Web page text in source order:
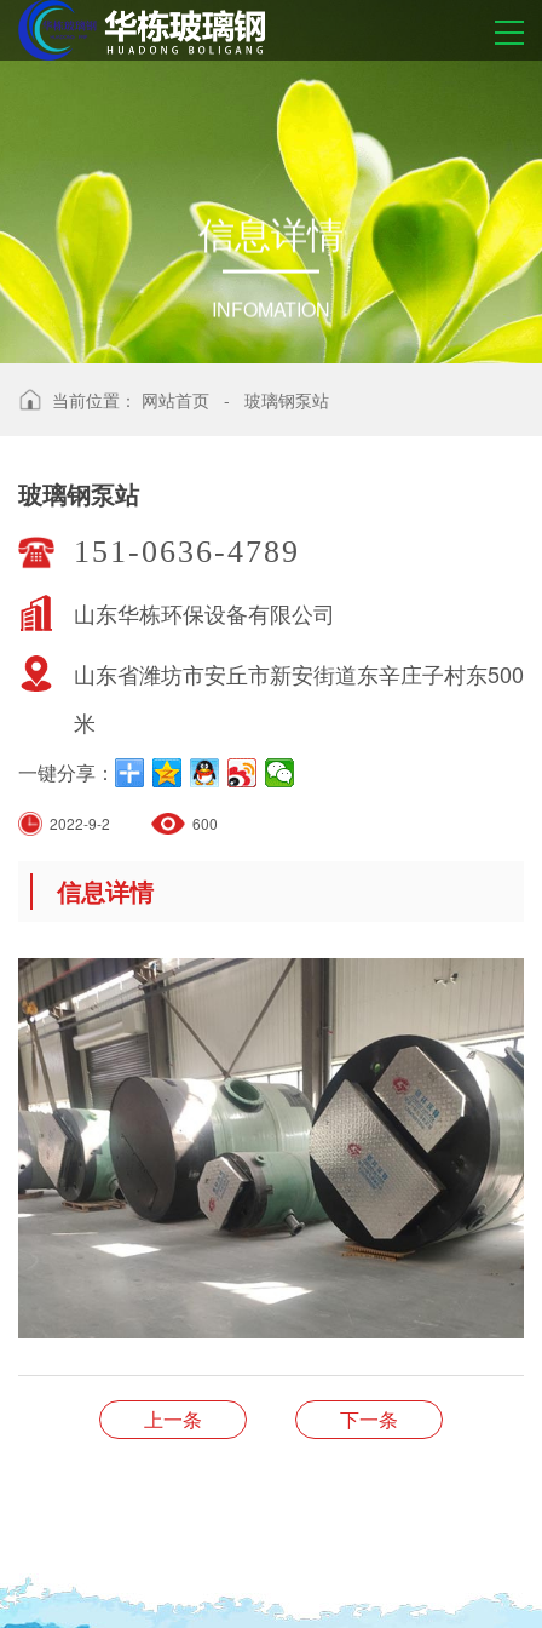
信息详情
INFOMATION
当前位置： 网站首页 - 玻璃钢泵站
玻璃钢泵站
151-0636-4789
山东华栋环保设备有限公司
山东省潍坊市安丘市新安街道东辛庄子村东500
米
一键分享：
2022-9-2 600
信息详情
上一条 下一条